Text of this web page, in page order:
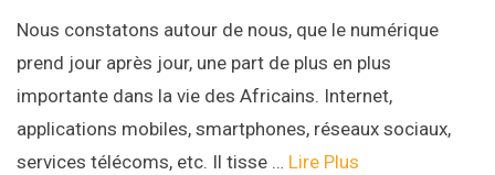
Nous constatons autour de nous, que le numérique
prend jour après jour, une part de plus en plus
importante dans la vie des Africains. Internet,
applications mobiles, smartphones, réseaux sociaux,
services télécoms, etc. Il tisse … Lire Plus